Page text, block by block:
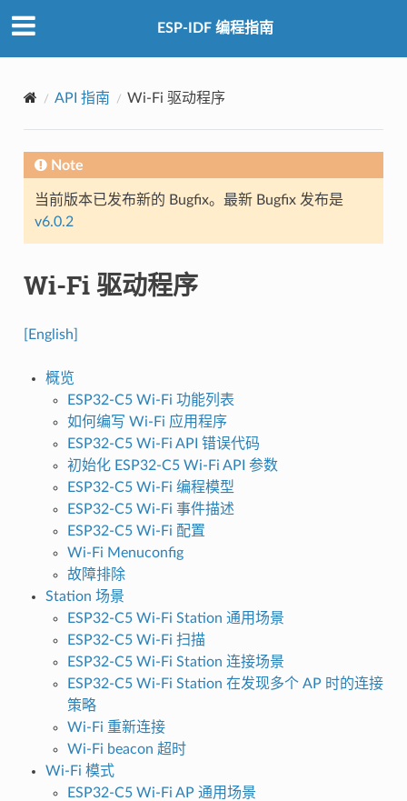
ESP-IDF 编程指南
API 指南 Wi-Fi 驱动程序
Note
当前版本已发布新的 Bugfix。最新 Bugfix 发布是
v6.0.2
Wi-Fi 驱动程序
[English]
概览
ESP32-C5 Wi-Fi 功能列表
如何编写 Wi-Fi 应用程序
ESP32-C5 Wi-Fi API 错误代码
初始化 ESP32-C5 Wi-Fi API 参数
ESP32-C5 Wi-Fi 编程模型
ESP32-C5 Wi-Fi 事件描述
ESP32-C5 Wi-Fi 配置
Wi-Fi Menuconfig
故障排除
Station 场景
ESP32-C5 Wi-Fi Station 通用场景
ESP32-C5 Wi-Fi 扫描
ESP32-C5 Wi-Fi Station 连接场景
ESP32-C5 Wi-Fi Station 在发现多个 AP 时的连接
策略
Wi-Fi 重新连接
Wi-Fi beacon 超时
Wi-Fi 模式
ESP32-C5 Wi-Fi AP 通用场景